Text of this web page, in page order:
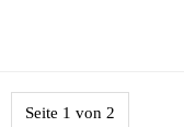
Seite 1 von 2